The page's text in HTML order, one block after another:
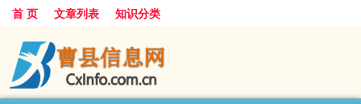
首 页 文章列表 知识分类